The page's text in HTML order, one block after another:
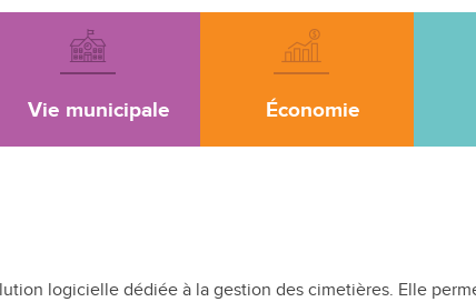
Vie municipale Économie
logicielle dédiée à la gestion des cimetières. Elle